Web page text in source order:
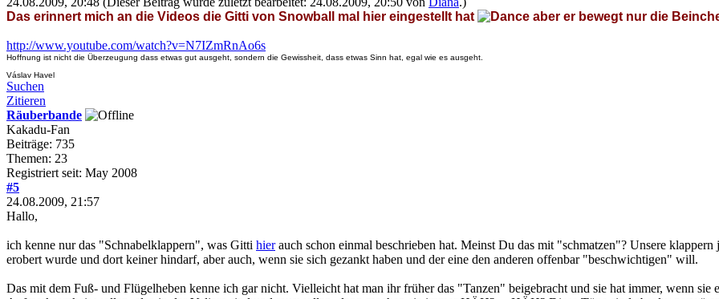
Das erinnert mich an die Videos die Gitti von Snowball mal hier eingestellt hat
aber er bewegt nur die
http://www.youtube.com/watch?v=N7IZmRnAo6s
Hoffnung ist nicht die Überzeugung dass etwas gut ausgeht, sondern die Gewissheit, dass etwas Sinn hat, egal wie es ausgeht.
Váslav Havel
Suchen
Zitieren
Räuberbande
Kakadu-Fan
Beiträge: 735
Themen: 23
Registriert seit: May 2008
#5
24.08.2009, 21:57
Hallo,
ich kenne nur das "Schnabelklappern", was Gitti hierauch schon einmal beschrieben hat. Meinst Du das mit "schmatzen"? Unsere
erobert wurde und dort keiner hindarf, aber auch, wenn sie sich gezankt haben und der eine den anderen offenbar "beschwichtigen" will.
Das mit dem Fuß- und Flügelheben kenne ich gar nicht. Vielleicht hat man ihr früher das "Tanzen" beigebracht und sie hat immer, wenn sie